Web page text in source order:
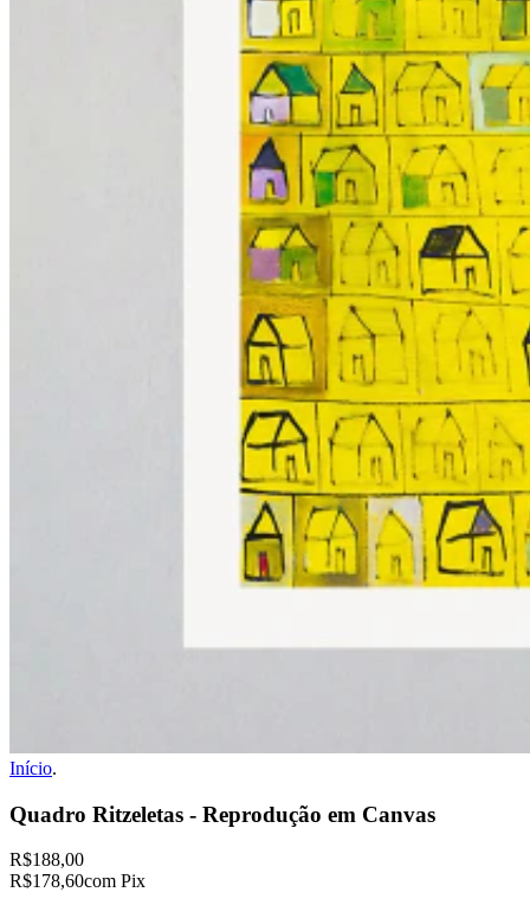
Início.
Quadro Ritzeletas - Reprodução em Canvas
R$188,00
R$178,60com Pix